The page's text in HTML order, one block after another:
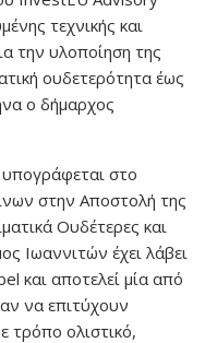
τεχνικής και
την υλοποίηση της
ουδετερότητα έως
ο δήμαρχος
στο
στην Αποστολή της
Ουδέτερες και
Ιωαννιτών έχει λάβει
και αποτελεί μία από
να επιτύχουν
τρόπο ολιστικό,